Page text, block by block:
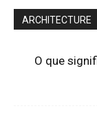
ARCHITECTURE
O que